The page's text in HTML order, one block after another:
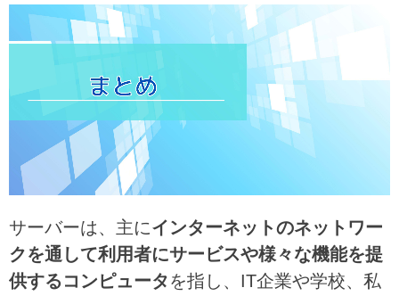
サーバーは、主にインターネットのネットワー
クを通して利用者にサービスや様々な機能を提
供するコンピュータを指し、IT企業や学校、私